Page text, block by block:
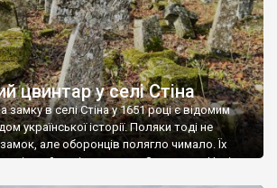
цвинтар у селі Стіна
замку в селі Стіна у 1651 році є відомим
української історії. Поляки тоді не
але оборонців полягло чимало. Їх
який тоді називався Замковим. Нині на